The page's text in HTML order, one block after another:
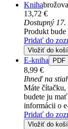
Kniha
13,72 €
Dostupný 17.
Produkt
Pridať do
Vložiť do
E-kniha PDF
8,99 €
Ihneď na
Máte čítačku,
budete ju
informácii o
Pridať do
Vložiť do